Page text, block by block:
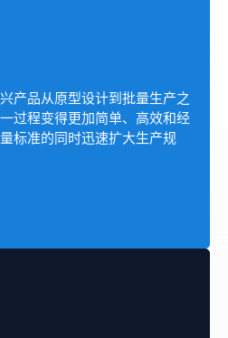
的部件连接成最终组件。MIG
厚的材料，而 TIG 焊接可产生
适用于较薄或美观的应用。这
结构完整性。.
有哪些优势
产品从原型设计到批量生产之
过程变得更加简单、高效和经
标准的同时迅速扩大生产规